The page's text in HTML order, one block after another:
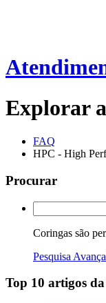
Explorar
FAQ
HPC - High
Procurar
Coringas são
Pesquisa
Top 10 artigos